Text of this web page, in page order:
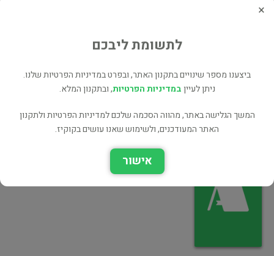
Danmark De Fire Arstider
Philosophisches Worterbuch
פילוסופיה
×
לתשומת ליבכם
ביצענו מספר שינויים בתקנון האתר, ובפרט במדיניות הפרטיות שלנו.
ניתן לעייןבמדיניות הפרטיות, ובתקנון המלא.
המשך הגלישה באתר, מהווה הסכמה שלכם למדיניות הפרטיות ולתקנון
האתר המעודכנים, ולשימוש שאנו עושים בקוקיז.
אישור